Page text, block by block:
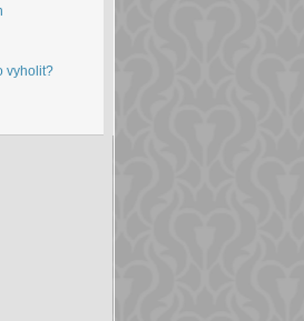
vyholit?